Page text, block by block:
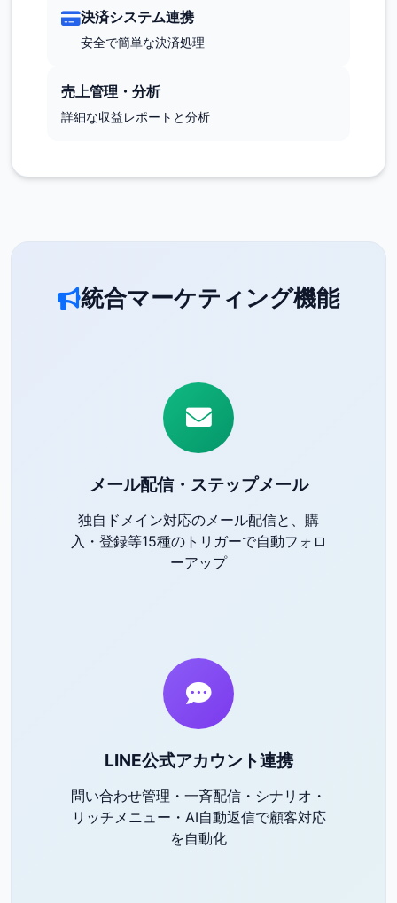
決済システム連携
安全で簡単な決済処理
売上管理・分析
詳細な収益レポートと分析
統合マーケティング機能
メール配信・ステップメール
独自ドメイン対応のメール配信と、購
入・登録等15種のトリガーで自動フォロ
ーアップ
LINE公式アカウント連携
問い合わせ管理・一斉配信・シナリオ・
リッチメニュー・AI自動返信で顧客対応
を自動化